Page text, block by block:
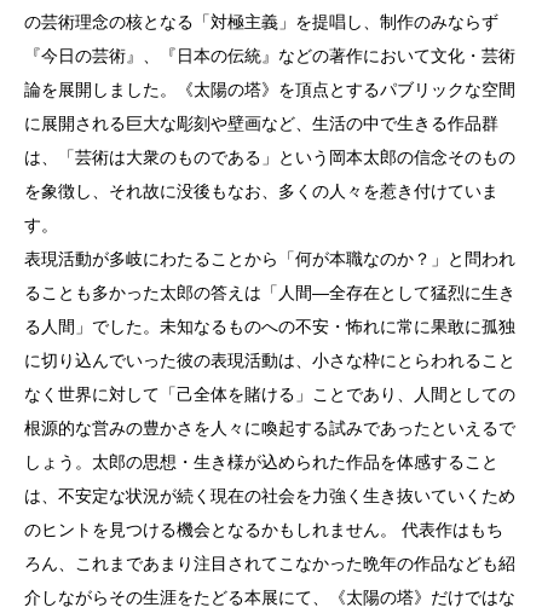
の芸術理念の核となる「対極主義」を提唱し、制作のみならず
『今日の芸術』、『日本の伝統』などの著作において文化・芸術
論を展開しました。《太陽の塔》を頂点とするパブリックな空間
に展開される巨大な彫刻や壁画など、生活の中で生きる作品群
は、「芸術は大衆のものである」という岡本太郎の信念そのもの
を象徴し、それ故に没後もなお、多くの人々を惹き付けていま
す。
表現活動が多岐にわたることから「何が本職なのか？」と問われ
ることも多かった太郎の答えは「人間―全存在として猛烈に生き
る人間」でした。未知なるものへの不安・怖れに常に果敢に孤独
に切り込んでいった彼の表現活動は、小さな枠にとらわれること
なく世界に対して「己全体を賭ける」ことであり、人間としての
根源的な営みの豊かさを人々に喚起する試みであったといえるで
しょう。太郎の思想・生き様が込められた作品を体感すること
は、不安定な状況が続く現在の社会を力強く生き抜いていくため
のヒントを見つける機会となるかもしれません。 代表作はもち
ろん、これまであまり注目されてこなかった晩年の作品なども紹
介しながらその生涯をたどる本展にて、《太陽の塔》だけではな